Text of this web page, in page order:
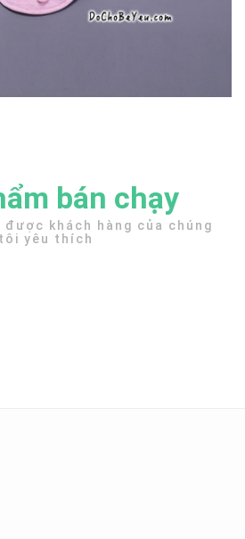
bán chạy
được khách hàng của chúng
tôi yêu thích